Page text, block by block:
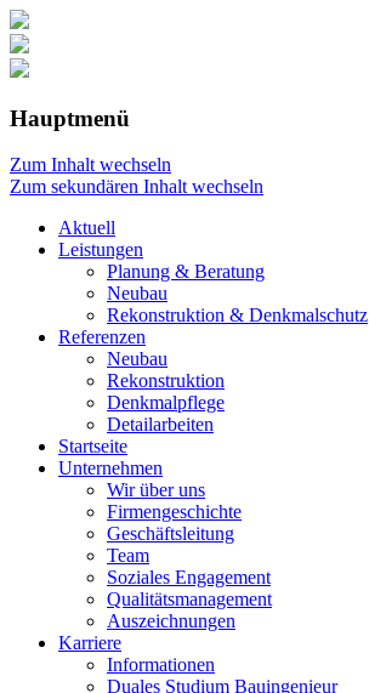
Hauptmenü
Zum Inhalt wechseln
Zum sekundären Inhalt wechseln
Aktuell
Leistungen
Planung & Beratung
Neubau
Rekonstruktion & Denkmalschutz
Referenzen
Neubau
Rekonstruktion
Denkmalpflege
Detailarbeiten
Startseite
Unternehmen
Wir über uns
Firmengeschichte
Geschäftsleitung
Team
Soziales Engagement
Qualitätsmanagement
Auszeichnungen
Karriere
Informationen
Duales Studium Bauingenieur